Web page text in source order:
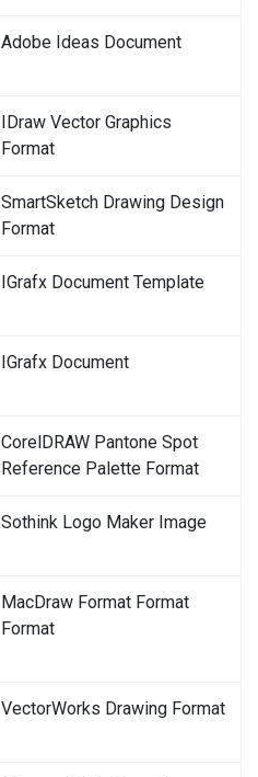
Adobe Ideas Document
IDraw Vector Graphics
Format
SmartSketch Drawing Design
Format
IGrafx Document Template
IGrafx Document
CorelDRAW Pantone Spot
Reference Palette Format
Sothink Logo Maker Image
MacDraw Format Format
Format
VectorWorks Drawing Format